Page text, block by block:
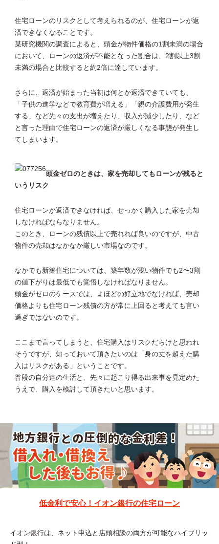
住宅ローンのリスクとして考えられるのが、住宅ローンが返
済できなくなることです。
某研究機関の調査によると、頭金が物件価格の1割未満の場合
において、ローンの返済が不能となった割合は、2割以上3割
未満の場合と比較すると約2倍に達しています。
さらに、返済が始まった当初は何とか返済できていても、
「子供の進学などで教育費が増える」「親の介護費用が発生
する」など先々の支出が増えたり、収入が減少したり、など
と言った理由で住宅ローンの返済が厳しくなる事態が発生し
てしまいます。
頭金ゼロのときは、家を売却してもローンが残ると
いうリスク
住宅ローンが返済できなければ、せっかく購入した家を売却
しなければならなりません。
このとき、ローンの残債以上で売れれば良いのですが、中古
物件の売却はなかなか厳しい市場なのです。
なかでも新築住宅については、築年数が浅い物件でも2〜3割
の値下がりは最低でも覚悟しなければなりません。
頭金がゼロのケースでは、よほどの好立地でなければ、売却
価格よりも住宅ローン残債の方が常に上回ると考えても言い
過ぎではないのです。
ここまで言ってしまうと、住宅購入はリスクだらけと思われ
そうですが、知っておいて頂きたいのは「身の丈を超えた購
入はリスクがある」ということです。
普段の自分達の生活と、先々に起こり得る出来事を見定めた
うえで、購入を検討して頂きたいと思います。
低金利で安心！イオン銀行の住宅ローン
イオン銀行は、ネット申込と店頭相談の両方が可能なハイブリッ